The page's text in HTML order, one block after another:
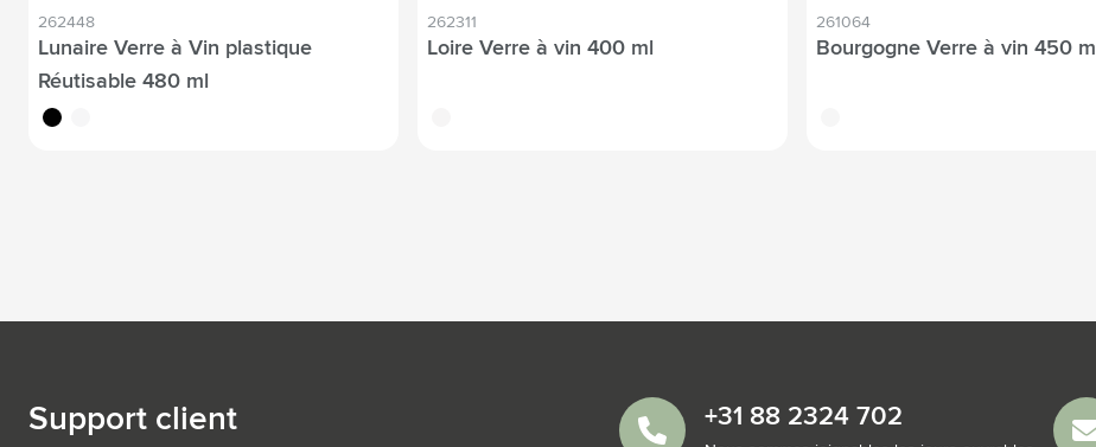
262448
Lunaire Verre à Vin plastique
Réutisable 480 ml
noir
262311
Loire Verre à vin 400 ml
261064
Bourgogne Verre à vin 450 ml
Support client +31 88 2324 702